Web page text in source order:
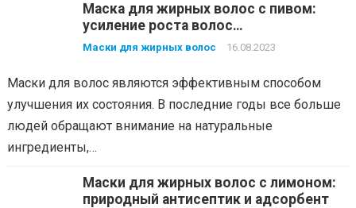
Маска для жирных волос с пивом:
усиление роста волос
нетрадиционным способом
Маски для жирных волос 16.08.2023
Маски для волос являются эффективным способом
улучшения их состояния. В последние годы все больше
людей обращают внимание на натуральные
ингредиенты,…
Маски для жирных волос с лимоном:
природный антисептик и адсорбент